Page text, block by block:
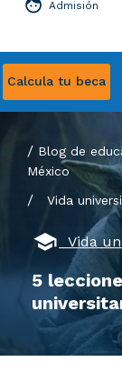
Calcula tu beca
Admisión
Blog de
México
/ Vida
Vida
5